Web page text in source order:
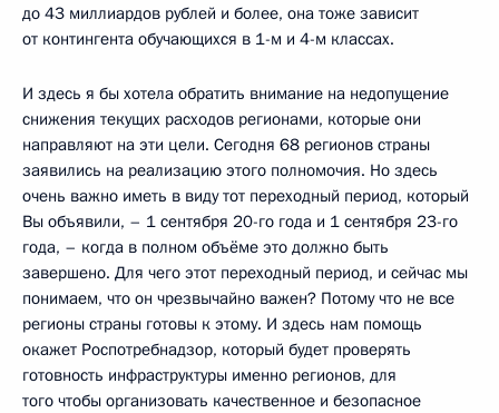
до 43 миллиардов рублей и более, она тоже зависит
от контингента обучающихся в 1-м и 4-м классах.
И здесь я бы хотела обратить внимание на недопущение
снижения текущих расходов регионами, которые они
направляют на эти цели. Сегодня 68 регионов страны
заявились на реализацию этого полномочия. Но здесь
очень важно иметь в виду тот переходный период, который
Вы объявили, – 1 сентября 20-го года и 1 сентября 23-го
года, – когда в полном объёме это должно быть
завершено. Для чего этот переходный период, и сейчас мы
понимаем, что он чрезвычайно важен? Потому что не все
регионы страны готовы к этому. И здесь нам помощь
окажет Роспотребнадзор, который будет проверять
готовность инфраструктуры именно регионов, для
того чтобы организовать качественное и безопасное